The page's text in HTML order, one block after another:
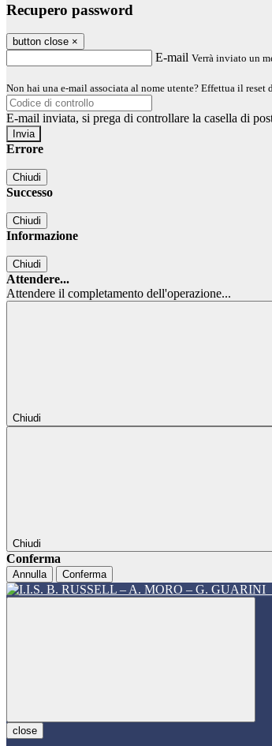
Recupero password
button close ×
E-mail Verrà inviato un
Non hai una e-mail associata al nome utente? Effettua il reset
E-mail inviata, si prega di controllare la casella di
Errore
Chiudi
Successo
Chiudi
Informazione
Chiudi
Attendere...
Attendere il completamento dell'operazione...
Chiudi
Chiudi
Conferma
Annulla Conferma
close